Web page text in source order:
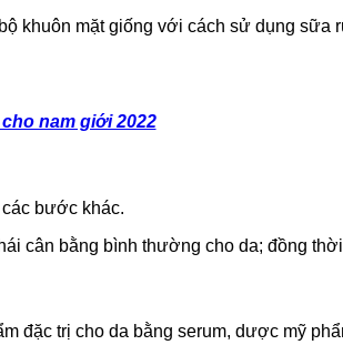
khuôn mặt giống với cách sử dụng
nam giới 2022
bước khác.
cân bằng bình thường cho da; đồng
đặc trị cho da bằng serum, dược mỹ